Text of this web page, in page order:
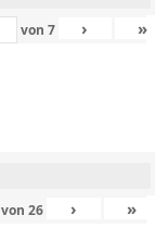
von 7 › »
von26 › »